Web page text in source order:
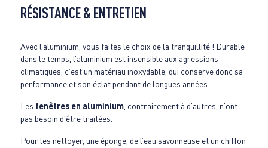
RÉSISTANCE & ENTRETIEN
Avec l’aluminium, vous faites le choix de la tranquillité ! Durable
dans le temps, l’aluminium est insensible aux agressions
climatiques, c’est un matériau inoxydable, qui conserve donc sa
performance et son éclat pendant de longues années.
Les fenêtres en aluminium, contrairement à d’autres, n’ont
pas besoin d’être traitées.
Pour les nettoyer, une éponge, de l’eau savonneuse et un chiffon